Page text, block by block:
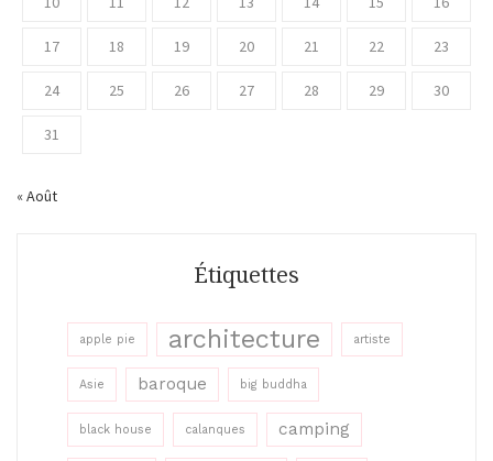
17 18 19 20 21 22 23
24 25 26 27 28 29 30
31
« Août
Étiquettes
apple pie architecture artiste
Asie baroque big buddha
black house calanques camping